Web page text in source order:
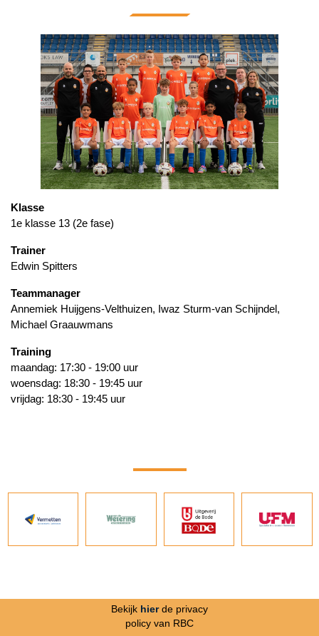
Klasse
1e klasse 13 (2e fase)
Trainer
Edwin Spitters
Teammanager
Annemiek Huijgens-Velthuizen, Iwaz Sturm-van Schijndel,
Michael Graauwmans
Training
maandag: 17:30 - 19:00 uur
woensdag: 18:30 - 19:45 uur
vrijdag: 18:30 - 19:45 uur
Bekijk hier de privacy
policy van RBC